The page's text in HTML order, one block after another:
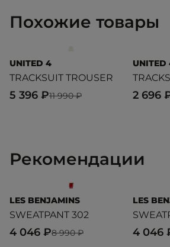
Похожие товары
UNITED 4
TRACKSUIT TROUSER
11 990 ₽
5 396 ₽
UNITED
2 696
Рекомендации
LES BENJAMINS
SWEATPANT 302
8 990 ₽
4 046 ₽
LES
4 046